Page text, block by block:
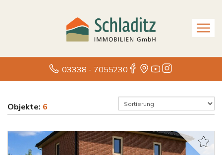
03338 - 7055230
Objekte: 6